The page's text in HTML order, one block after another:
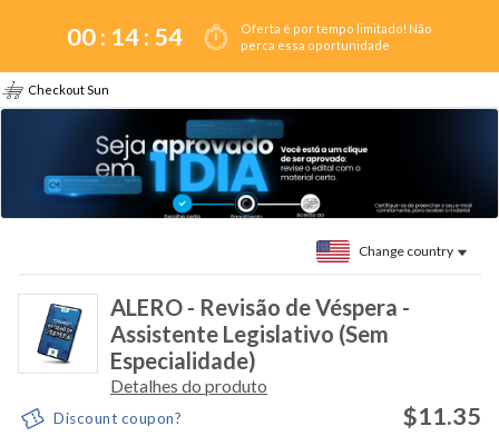
00 : 14: 54
Oferta é por tempo limitado! Não
perca essa oportunidade
Checkout Sun
Change country
ALERO - Revisão de Véspera -
Assistente Legislativo (Sem
Especialidade)
Detalhes do produto
Discount coupon? $11.35